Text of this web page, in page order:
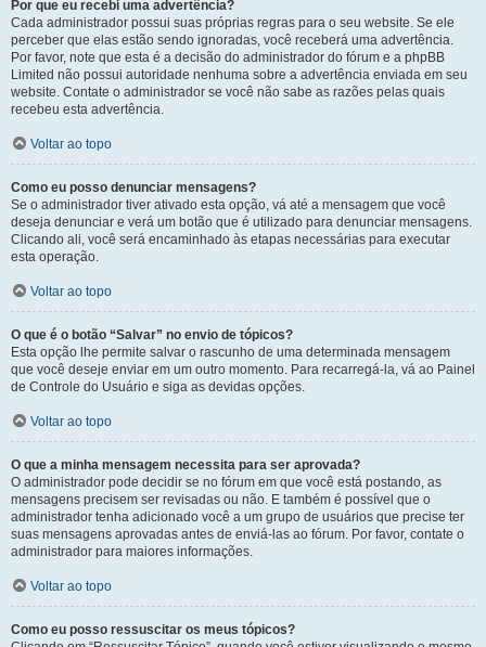
Por que eu recebi uma advertência?
Cada administrador possui suas próprias regras para o seu website. Se ele
perceber que elas estão sendo ignoradas, você receberá uma advertência.
Por favor, note que esta é a decisão do administrador do fórum e a phpBB
Limited não possui autoridade nenhuma sobre a advertência enviada em seu
website. Contate o administrador se você não sabe as razões pelas quais
recebeu esta advertência.
Voltar ao topo
Como eu posso denunciar mensagens?
Se o administrador tiver ativado esta opção, vá até a mensagem que você
deseja denunciar e verá um botão que é utilizado para denunciar mensagens.
Clicando ali, você será encaminhado às etapas necessárias para executar
esta operação.
Voltar ao topo
O que é o botão “Salvar” no envio de tópicos?
Esta opção lhe permite salvar o rascunho de uma determinada mensagem
que você deseje enviar em um outro momento. Para recarregá-la, vá ao Painel
de Controle do Usuário e siga as devidas opções.
Voltar ao topo
O que a minha mensagem necessita para ser aprovada?
O administrador pode decidir se no fórum em que você está postando, as
mensagens precisem ser revisadas ou não. E também é possível que o
administrador tenha adicionado você a um grupo de usuários que precise ter
suas mensagens aprovadas antes de enviá-las ao fórum. Por favor, contate o
administrador para maiores informações.
Voltar ao topo
Como eu posso ressuscitar os meus tópicos?